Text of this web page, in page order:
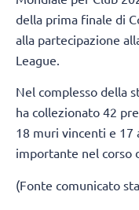
della prima finale di
alla partecipazione
League.
Nel complesso della
ha collezionato 42
18 muri vincenti e 17
importante nel corso
(Fonte comunicato